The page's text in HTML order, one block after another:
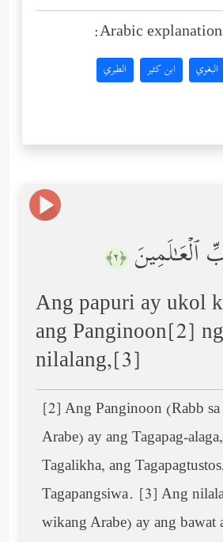
Arabic
البغوي ابن كثير الطبري
ٱلۡعَـٰلَمِینَ ﴿٢﴾
Ang papuri ay ukol
ang Panginoon[2]
nilalang,[3]
[2] Ang Panginoon (Rabb
Arabe) ay ang Tagapag-
Tagalikha, ang
Tagapangsiwa. [3] Ang
wikang Arabe) ay ang bawat